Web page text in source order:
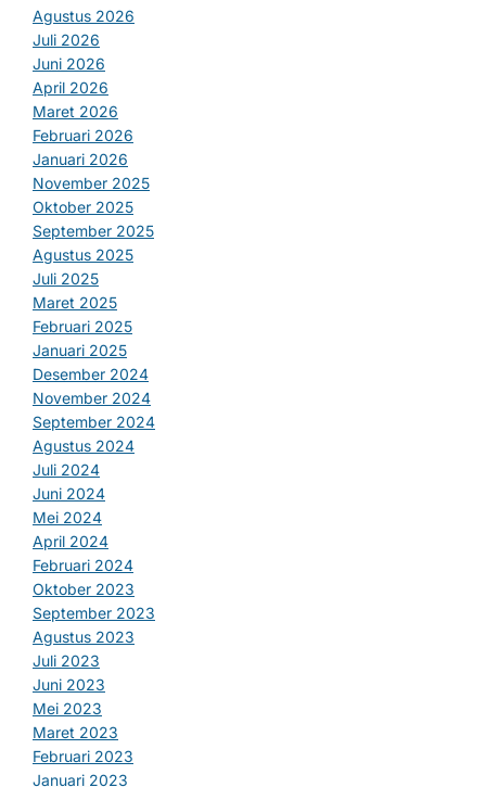
Agustus 2026
Juli 2026
Juni 2026
April 2026
Maret 2026
Februari 2026
Januari 2026
November 2025
Oktober 2025
September 2025
Agustus 2025
Juli 2025
Maret 2025
Februari 2025
Januari 2025
Desember 2024
November 2024
September 2024
Agustus 2024
Juli 2024
Juni 2024
Mei 2024
April 2024
Februari 2024
Oktober 2023
September 2023
Agustus 2023
Juli 2023
Juni 2023
Mei 2023
Maret 2023
Februari 2023
Januari 2023